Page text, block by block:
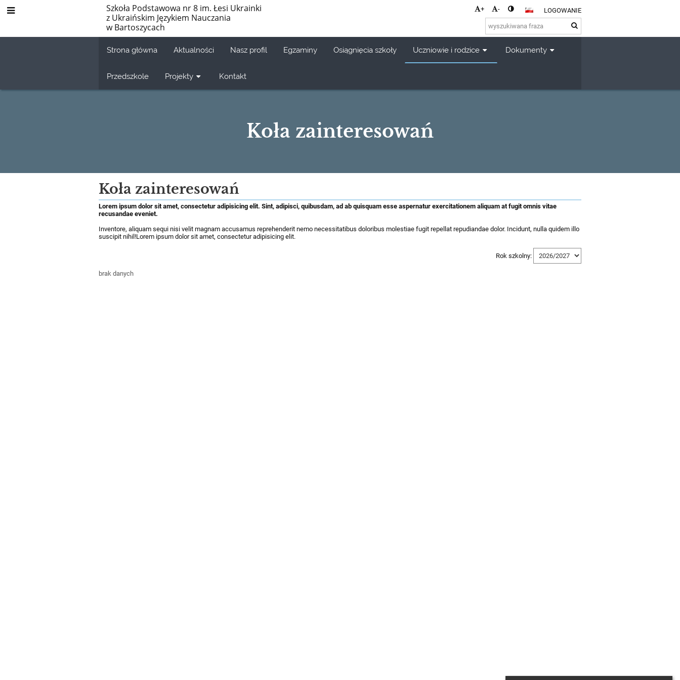
Szkoła Podstawowa nr 8 im. Łesi Ukrainki
z Ukraińskim Językiem Nauczania
w Bartoszycach
+ - LOGOWANIE
Strona główna Aktualności Nasz profil Egzaminy Osiągnięcia szkoły Uczniowie i rodzice Dokumenty
Przedszkole Projekty Kontakt
Koła zainteresowań
Koła
zainteresowań
Koła zainteresowań
Lorem ipsum dolor sit amet, consectetur adipisicing elit. Sint, adipisci, quibusdam, ad ab quisquam esse aspernatur exercitationem aliquam at fugit omnis vitae
recusandae eveniet.
Inventore, aliquam sequi nisi velit magnam accusamus reprehenderit nemo necessitatibus doloribus molestiae fugit repellat repudiandae dolor. Incidunt, nulla quidem illo
suscipit nihil!Lorem ipsum dolor sit amet, consectetur adipisicing elit.
Rok szkolny:
brak danych